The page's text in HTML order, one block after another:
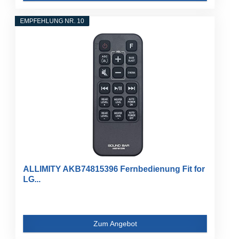
EMPFEHLUNG NR. 10
ALLIMITY AKB74815396 Fernbedienung Fit for
LG...
Zum Angebot